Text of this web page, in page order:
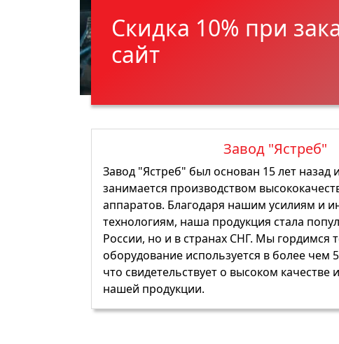
Скидка 10% при
сайт
Завод "Ястреб"
Завод "Ястреб" был основан 15 лет назад
занимается производством
аппаратов. Благодаря нашим усилиям и
технологиям, наша продукция стала
России, но и в странах СНГ. Мы гордимся
оборудование используется в более чем
что свидетельствует о высоком качестве
нашей продукции.